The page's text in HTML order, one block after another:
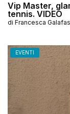
Vip Master,
tennis. VIDEO
di Francesca
EVENTI